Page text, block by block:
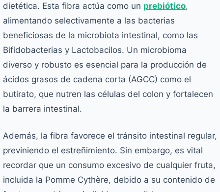
dietética. Esta fibra actúa como un prebiótico,
alimentando selectivamente a las bacterias
beneficiosas de la microbiota intestinal, como las
Bifidobacterias y Lactobacilos. Un microbioma
diverso y robusto es esencial para la producción de
ácidos grasos de cadena corta (AGCC) como el
butirato, que nutren las células del colon y fortalecen
la barrera intestinal.
Además, la fibra favorece el tránsito intestinal regular,
previniendo el estreñimiento. Sin embargo, es vital
recordar que un consumo excesivo de cualquier fruta,
incluida la Pomme Cythère, debido a su contenido de